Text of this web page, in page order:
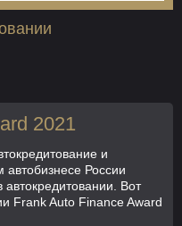
2021
и
России
Вот
Frank Auto Finance Award